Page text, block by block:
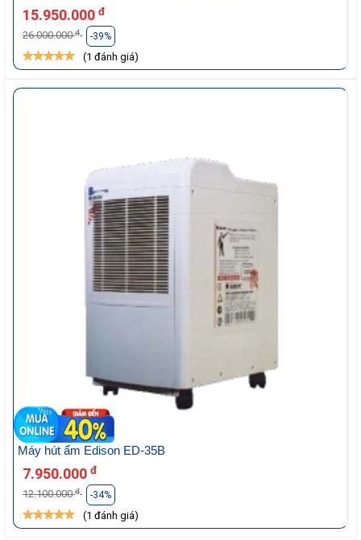
15.950.000 đ
26.000.000đ -39%
(1 đánh giá)
Máy hút ẩm Edison ED-35B
7.950.000 đ
12.100.000đ -34%
(1 đánh giá)